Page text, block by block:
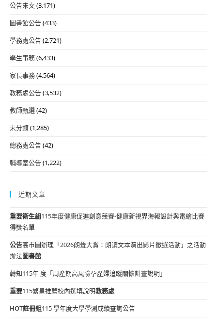
公告來文(3,171)
圖書館公告(433)
學務處公告(2,721)
學生事務(6,433)
家長事務(4,564)
教務處公告(3,532)
教師甄選(42)
未分類(1,285)
總務處公告(42)
輔導室公告(1,222)
近期文章
重要衛生組115年度健康促進創意競賽-健康新視界海報設計與電繪比賽
得獎名單
公告高市圖辦理「2026朗聲大賞：朗讀文本演出影片徵選活動」之活動
辦法圖書館
轉知115年 度「周產期高風險孕產婦追蹤關懷計畫說明」
重要115繁星推薦校內選填說明教務處
HOT註冊組115 學年度大學學測成績查詢公告